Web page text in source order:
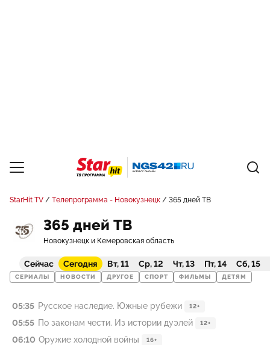
StarHit TV Телепрограмма - Новокузнецк 365 дней ТВ
365 дней ТВ
Новокузнецк и Кемеровская область
Сейчас Сегодня Вт, 11 Ср, 12 Чт, 13 Пт, 14 Сб, 15
СЕРИАЛЫ НОВОСТИ ДРУГОЕ СПОРТ ФИЛЬМЫ ДЕТЯМ
05:35 Русское наследие. Южные рубежи 12+
05:55 По законам чести. Из истории дуэлей 12+
06:10 Оружие холодной войны 16+